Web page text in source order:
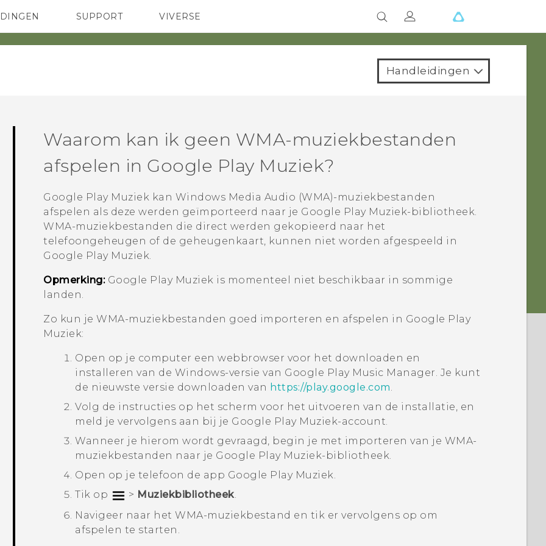
TELEFOONS ACCESSOIRES
Club SUPPORT
HTC-apparaten & -accessoiresVIVERSE
Handleidingen
Waarom kan ik geen WMA-muziekbestanden
afspelen in Google Play Muziek?
Google Play Muziek kan Windows Media Audio (WMA)-muziekbestanden
afspelen als deze werden geïmporteerd naar je Google Play Muziek-bibliotheek.
WMA-muziekbestanden die direct werden gekopieerd naar het
telefoongeheugen of de geheugenkaart, kunnen niet worden afgespeeld in
Google Play Muziek.
Opmerking: Google Play Muziek is momenteel niet beschikbaar in sommige
landen.
Zo kun je WMA-muziekbestanden goed importeren en afspelen in Google Play
Muziek:
Open op je computer een webbrowser voor het downloaden en
installeren van de Windows-versie van Google Play Music Manager. Je kunt
de nieuwste versie downloaden van https://play.google.com.
Volg de instructies op het scherm voor het uitvoeren van de installatie, en
meld je vervolgens aan bij je Google Play Muziek-account.
Wanneer je hierom wordt gevraagd, begin je met importeren van je WMA-
muziekbestanden naar je Google Play Muziek-bibliotheek.
Open op je telefoon de app Google Play Muziek.
Tik op
> Muziekbibliotheek.
Navigeer naar het WMA-muziekbestand en tik er vervolgens op om
afspelen te starten.